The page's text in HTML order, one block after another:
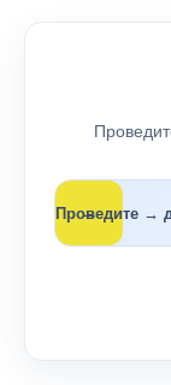
Проведите →
→